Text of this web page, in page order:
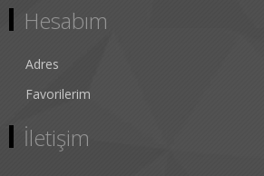
Hesabım
Adres
Favorilerim
İletişim